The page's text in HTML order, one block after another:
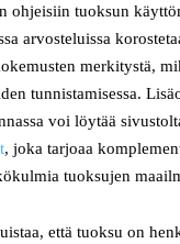
ohjeisiin tuoksun
arvosteluissa
merkitystä,
tunnistamisessa.
voi löytää
, joka tarjoaa
tuoksujen
että tuoksu on